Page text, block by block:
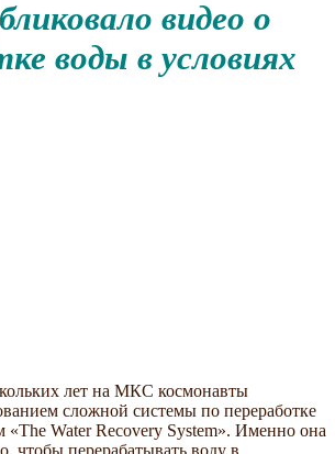
воды в условиях
лет на МКС космонавты
сложной системы по переработке
«The Water Recovery System». Именно она
чтобы перерабатывать воду в